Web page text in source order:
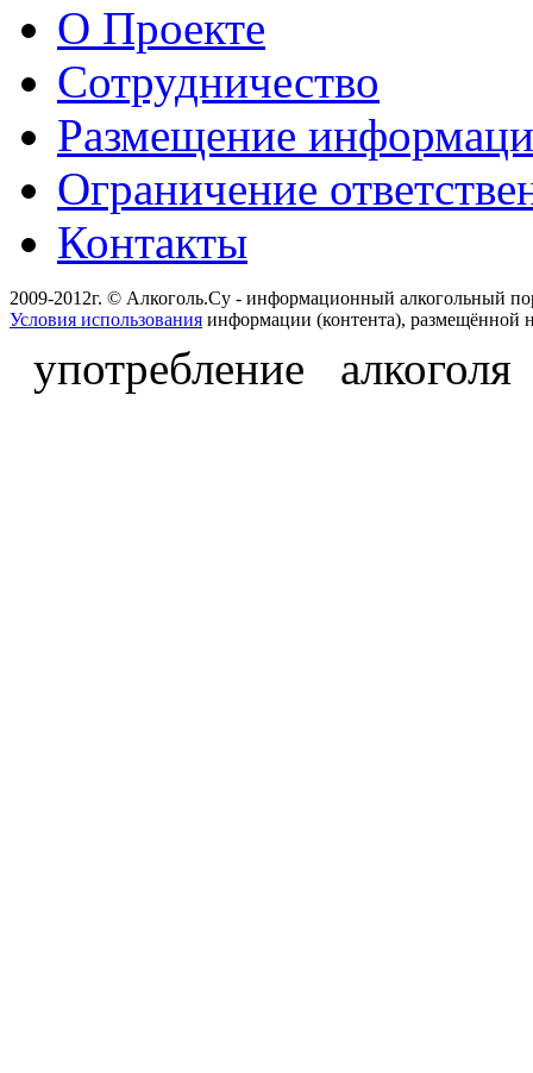
О Проекте
Сотрудничество
Размещение
Ограничение
Контакты
2009-2012г. © Алкоголь.Су - информационный алкогольный
Условия использования информации (контента), размещённой
употребление